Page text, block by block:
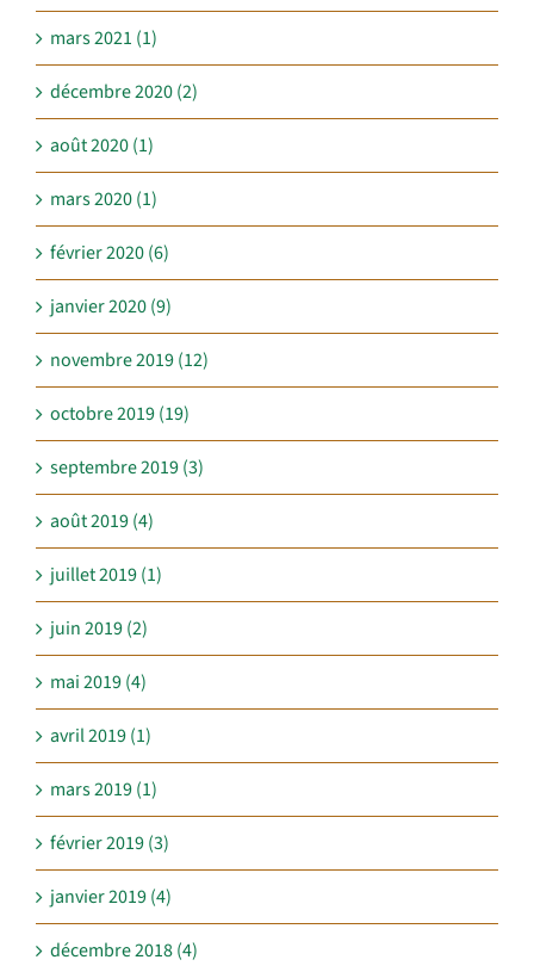
mars 2021 (1)
décembre 2020 (2)
août 2020 (1)
mars 2020 (1)
février 2020 (6)
janvier 2020 (9)
novembre 2019 (12)
octobre 2019 (19)
septembre 2019 (3)
août 2019 (4)
juillet 2019 (1)
juin 2019 (2)
mai 2019 (4)
avril 2019 (1)
mars 2019 (1)
février 2019 (3)
janvier 2019 (4)
décembre 2018 (4)